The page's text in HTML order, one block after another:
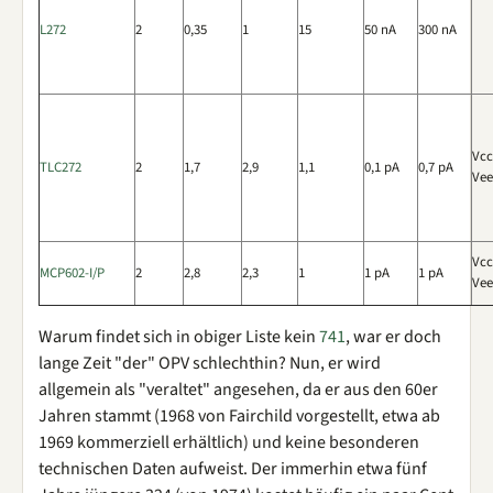
L272 2 0,35 1 15 50 nA 300 nA
TLC272 2 1,7 2,9 1,1 0,1 pA 0,7 pA
MCP602-I/P 2 2,8 2,3 1 1 pA 1 pA
Warum findet sich in obiger Liste kein741, war er doch
lange Zeit "der" OPV schlechthin? Nun, er wird
allgemein als "veraltet" angesehen, da er aus den 60er
Jahren stammt (1968 von Fairchild vorgestellt, etwa ab
1969 kommerziell erhältlich) und keine besonderen
technischen Daten aufweist. Der immerhin etwa fünf